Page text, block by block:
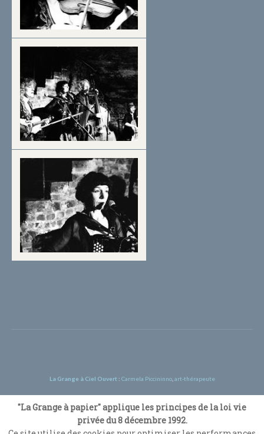
La Grange à Ciel Ouvert :Carmela Piccininno art-thérapeute
©‎ Une réalisation de Ivan Lammerant - Illustrateur
Il est strictement interdit de divulguer, copier, distribuer, diffuser, ou de
prendre toute autre action contre les activités deLa Grange à Ciel Ouvertsur la
"La Grange à papier" applique les principes de la loi vie
privée du 8 décembre 1992.